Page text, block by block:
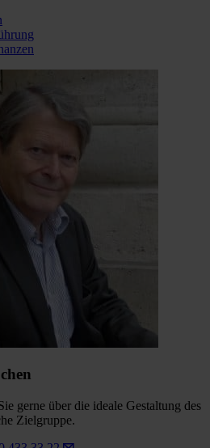
gerne über die ideale Gestaltung des
Zielgruppe.